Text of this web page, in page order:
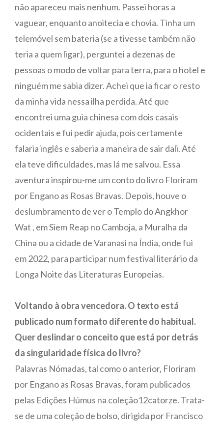
não apareceu mais nenhum. Passei horas a
vaguear, enquanto anoitecia e chovia. Tinha um
telemóvel sem bateria (se a tivesse também não
teria a quem ligar), perguntei a dezenas de
pessoas o modo de voltar para terra, para o hotel e
ninguém me sabia dizer. Achei que ia ficar o resto
da minha vida nessa ilha perdida. Até que
encontrei uma guia chinesa com dois casais
ocidentais e fui pedir ajuda, pois certamente
falaria inglês e saberia a maneira de sair dali. Até
ela teve dificuldades, mas lá me salvou. Essa
aventura inspirou-me um conto do livro Floriram
por Engano as Rosas Bravas. Depois, houve o
deslumbramento de ver o Templo do Angkhor
Wat , em Siem Reap no Camboja, a Muralha da
China ou a cidade de Varanasi na Índia, onde fui
em 2022, para participar num festival literário da
Longa Noite das Literaturas Europeias.
Voltando à obra vencedora. O texto está
publicado num formato diferente do habitual.
Quer deslindar o conceito que está por detrás
da singularidade física do livro?
Palavras Nómadas, tal como o anterior, Floriram
por Engano as Rosas Bravas, foram publicados
pelas Edições Húmus na coleção12catorze. Trata-
se de uma coleção de bolso, dirigida por Francisco